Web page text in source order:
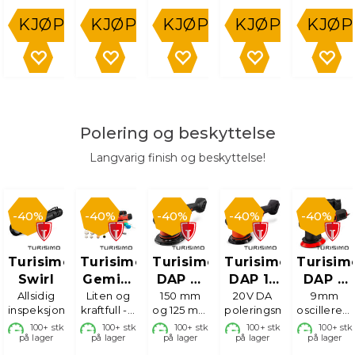
KJØP KJØP KJØP KJØP KJØP
Polering og beskyttelse
Langvarig finish og beskyttelse!
40%
Turisimo
Swirl
Allsidig
inspeksjonslykt
100+ stk
på lager
40%
Turisimo
Gemini
Mini
Poleringsmaskin
Liten og
kraftfull - 2
maskiner i
sett
100+ stk
på lager
40%
Turisimo
DAP 21
X, 20V
150 mm
og 125 mm
bakplate
100+ stk
på lager
40%
Turisimo
DAP 15
X
20V DA
poleringsmaskin
100+ stk
på lager
40%
DAP 9
9mm
- 780W
125mm
100+ stk
på lager